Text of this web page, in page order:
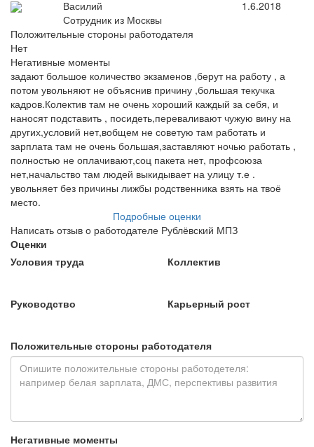
Василий
Сотрудник из Москвы
1.6.2018
Положительные стороны работодателя
Нет
Негативные моменты
задают большое количество экзаменов ,берут на работу , а
потом увольняют не объяснив причину ,большая текучка
кадров.Колектив там не очень хороший каждый за себя, и
наносят подставить , посидеть,переваливают чужую вину на
других,условий нет,вобщем не советую там работать и
зарплата там не очень большая,заставляют ночью работать ,
полностью не оплачивают,соц пакета нет, профсоюза
нет,начальство там людей выкидывает на улицу т.е .
увольняет без причины лижбы родственника взять на твоё
место.
Подробные оценки
Написать отзыв о работодателе Рублёвский МПЗ
Оценки
Условия труда
Коллектив
Руководство Карьерный рост
Положительные стороны работодателя
Негативные моменты